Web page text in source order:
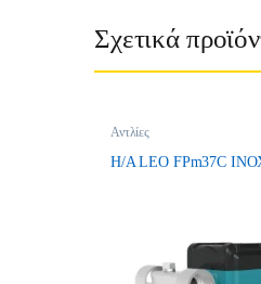
Σχετικά
Αντλίες
H/A LEO FPm37C